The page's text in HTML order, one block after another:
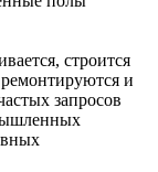
строится
и
запросов